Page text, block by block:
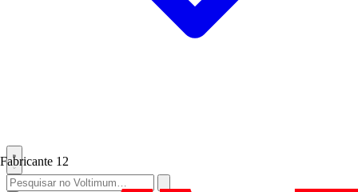
Fabricante 12